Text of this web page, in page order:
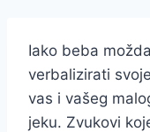
Iako beba
verbalizirati
vas i vašeg
jeku. Zvukovi